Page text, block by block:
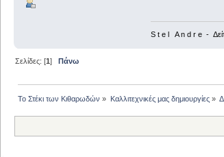
S t e l A n d r e -
Σελίδες: [1]Πάνω
Το Στέκι των Κιθαρωδών » Καλλιτεχνικές μας δημιουργίες»